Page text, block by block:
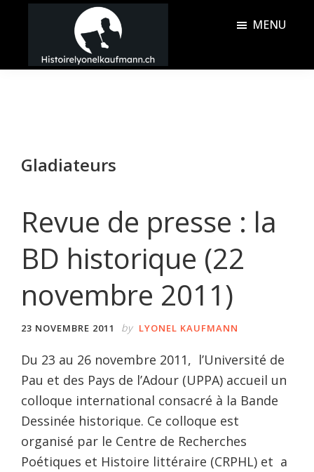
principal
barreHistoire
MENU
Gladiateurs
Revue de presse : la
BD historique (22
novembre 2011)
23 NOVEMBRE 2011 by LYONEL KAUFMANN
Du 23 au 26 novembre 2011, l’Université de
Pau et des Pays de l’Adour (UPPA) accueil un
colloque international consacré à la Bande
Dessinée historique. Ce colloque est
organisé par le Centre de Recherches
Poétiques et Histoire littéraire (CRPHL) et a